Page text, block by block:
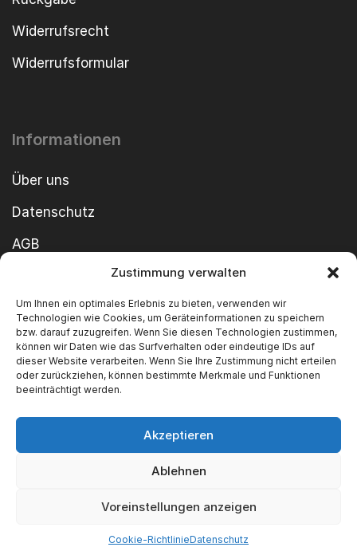
Zustimmung verwalten
Um Ihnen ein optimales Erlebnis zu bieten, verwenden wir
Technologien wie Cookies, um Geräteinformationen zu speichern
bzw. darauf zuzugreifen. Wenn Sie diesen Technologien zustimmen,
können wir Daten wie das Surfverhalten oder eindeutige IDs auf
dieser Website verarbeiten. Wenn Sie Ihre Zustimmung nicht erteilen
oder zurückziehen, können bestimmte Merkmale und Funktionen
beeinträchtigt werden.
Akzeptieren
Ablehnen
Voreinstellungen anzeigen
Cookie-RichtlinieDatenschutz
Find us Blog
Widerrufsrecht
Widerrufsformular
Informationen
Über uns
Datenschutz
AGB
Cookie-Richtlinie
Impressum
Copyright ©2026 SWT GmbH Built by